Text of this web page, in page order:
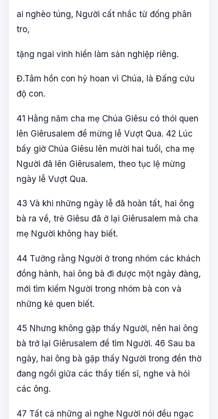
ai nghèo túng, Người cất nhắc từ đống phân
tro,
tặng ngai vinh hiển làm sản nghiệp riêng.
Đ.Tâm hồn con hỷ hoan vì Chúa, là Đấng cứu
độ con.
41 Hằng năm cha mẹ Chúa Giêsu có thói quen
lên Giêrusalem để mừng lễ Vượt Qua. 42 Lúc
bấy giờ Chúa Giêsu lên mười hai tuổi, cha mẹ
Người đã lên Giêrusalem, theo tục lệ mừng
ngày lễ Vượt Qua.
43 Và khi những ngày lễ đã hoàn tất, hai ông
bà ra về, trẻ Giêsu đã ở lại Giêrusalem mà cha
mẹ Người không hay biết.
44 Tưởng rằng Người ở trong nhóm các khách
đồng hành, hai ông bà đi được một ngày đàng,
mới tìm kiếm Người trong nhóm bà con và
những kẻ quen biết.
45 Nhưng không gặp thấy Người, nên hai ông
bà trở lại Giêrusalem để tìm Người. 46 Sau ba
ngày, hai ông bà gặp thấy Người trong đền thờ
đang ngồi giữa các thầy tiến sĩ, nghe và hỏi
các ông.
47 Tất cả những ai nghe Người nói đều ngạc